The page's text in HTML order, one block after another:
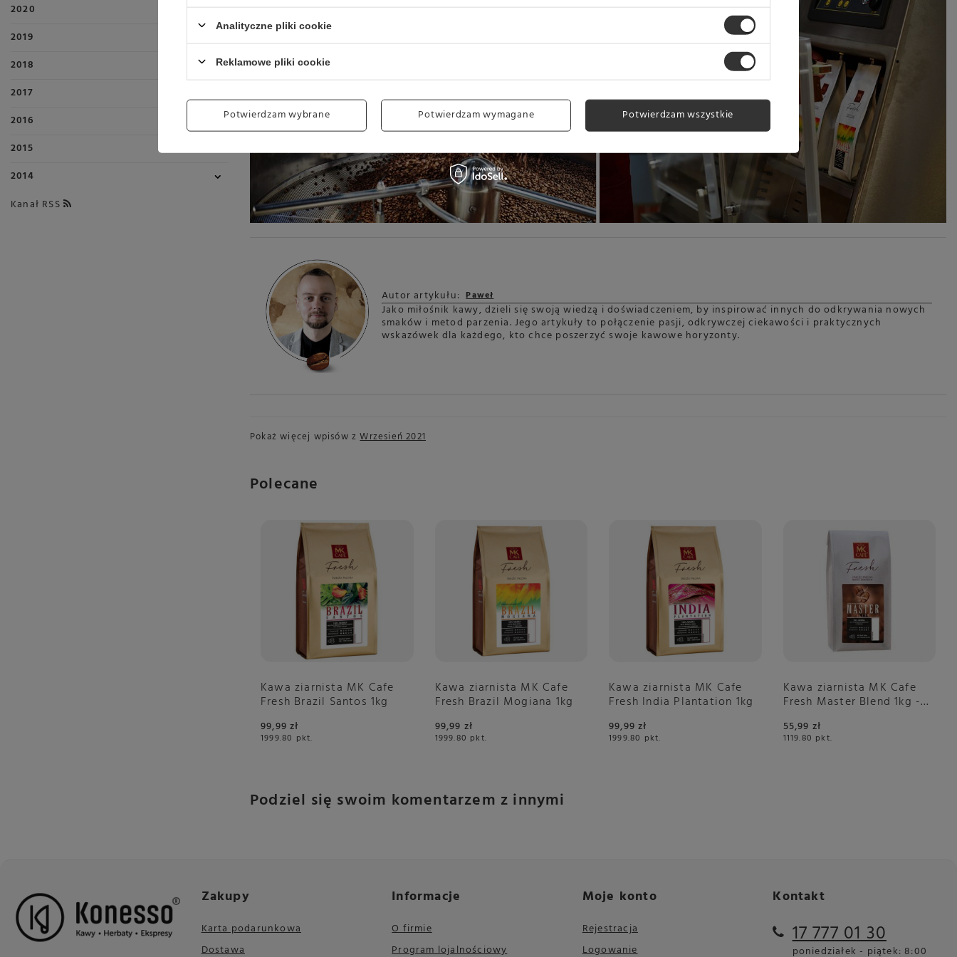
2020
2019
2018
2017
2016
2015
2014
Kanał RSS
Autor artykułu:Paweł
Jako miłośnik kawy, dzieli się swoją wiedzą i doświadczeniem, by inspirować innych do odkrywania nowych
smaków i metod parzenia. Jego artykuły to połączenie pasji, odkrywczej ciekawości i praktycznych
wskazówek dla każdego, kto chce poszerzyć swoje kawowe horyzonty.
Pokaż więcej wpisów zWrzesień 2021
Polecane
Kawa ziarnista MK Cafe
Fresh Brazil Santos 1kg
99,99 zł
1999.80 pkt.
Kawa ziarnista MK Cafe
Fresh Brazil Mogiana 1kg
99,99 zł
1999.80 pkt.
Kawa ziarnista MK Cafe
Fresh India Plantation 1kg
99,99 zł
1999.80 pkt.
Kawa ziarnista MK Cafe
Fresh Master Blend 1kg -
55,99 zł
1119.80 pkt.
Podziel się swoim komentarzem z innymi
Zakupy
Karta podarunkowa
Dostawa
Informacje
O firmie
Program lojalnościowy
Moje konto
Rejestracja
Logowanie
Kontakt
17 777 01 30
poniedziałek - piątek: 8:00
Analityczne pliki cookie
Reklamowe pliki cookie
Potwierdzam wybrane Potwierdzam wymagane Potwierdzam wszystkie